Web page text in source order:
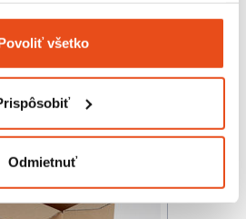
o vašej geografickej
na niekoľko metrov
zariadenie aktívnym
sa spracúvajú vaše osobné
svašimi nastaveniami
všetko
Odmietnuť
€ s DPH / bal.
€ bez DPH
25 ks v balení